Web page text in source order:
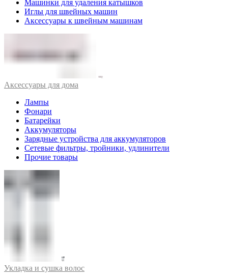
Машинки для удаления катышков
Иглы для швейных машин
Аксессуары к швейным машинам
Аксессуары для дома
Лампы
Фонари
Батарейки
Аккумуляторы
Зарядные устройства для аккумуляторов
Сетевые фильтры, тройники, удлинители
Прочие товары
Укладка и сушка волос